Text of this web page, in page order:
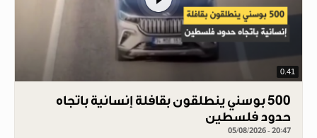
0.41
500 بوسني ينطلقون بقافلة إنسانية باتجاه
حدود فلسطين
05/08/2026 - 20:47